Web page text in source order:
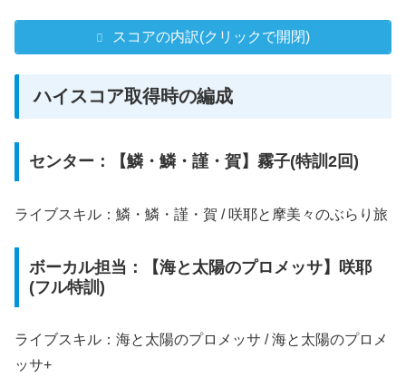
スコアの内訳(クリックで開閉)
ハイスコア取得時の編成
センター：【鱗・鱗・謹・賀】霧子(特訓2回)
ライブスキル：鱗・鱗・謹・賀 / 咲耶と摩美々のぶらり旅
ボーカル担当：【海と太陽のプロメッサ】咲耶
(フル特訓)
ライブスキル：海と太陽のプロメッサ / 海と太陽のプロメ
ッサ+